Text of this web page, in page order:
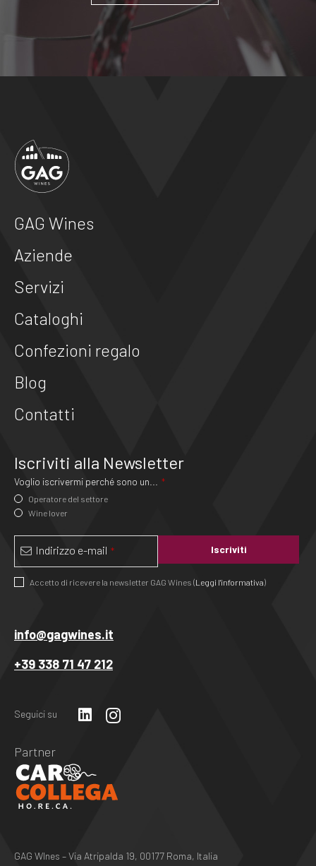
GAG Wines
Aziende
Servizi
Cataloghi
Confezioni regalo
Blog
Contatti
Iscriviti alla Newsletter
Voglio iscrivermi perché sono un... *
Operatore del settore
Wine lover
Indirizzo e-mail * Iscriviti
Accetto di ricevere la newsletter GAG Wines (Leggi l'informativa)
campo
essere
info@gagwines.it
+39 338 71 47 212
Seguici su
Partner
GAG WInes – Via Atripalda 19, 00177 Roma, Italia